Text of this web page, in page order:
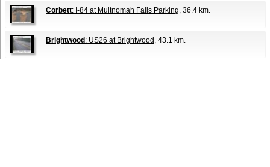
Corbett: I-84 at Multnomah Falls Parking, 36.4 km.
Brightwood : US26 at Brightwood , 43.1 km.